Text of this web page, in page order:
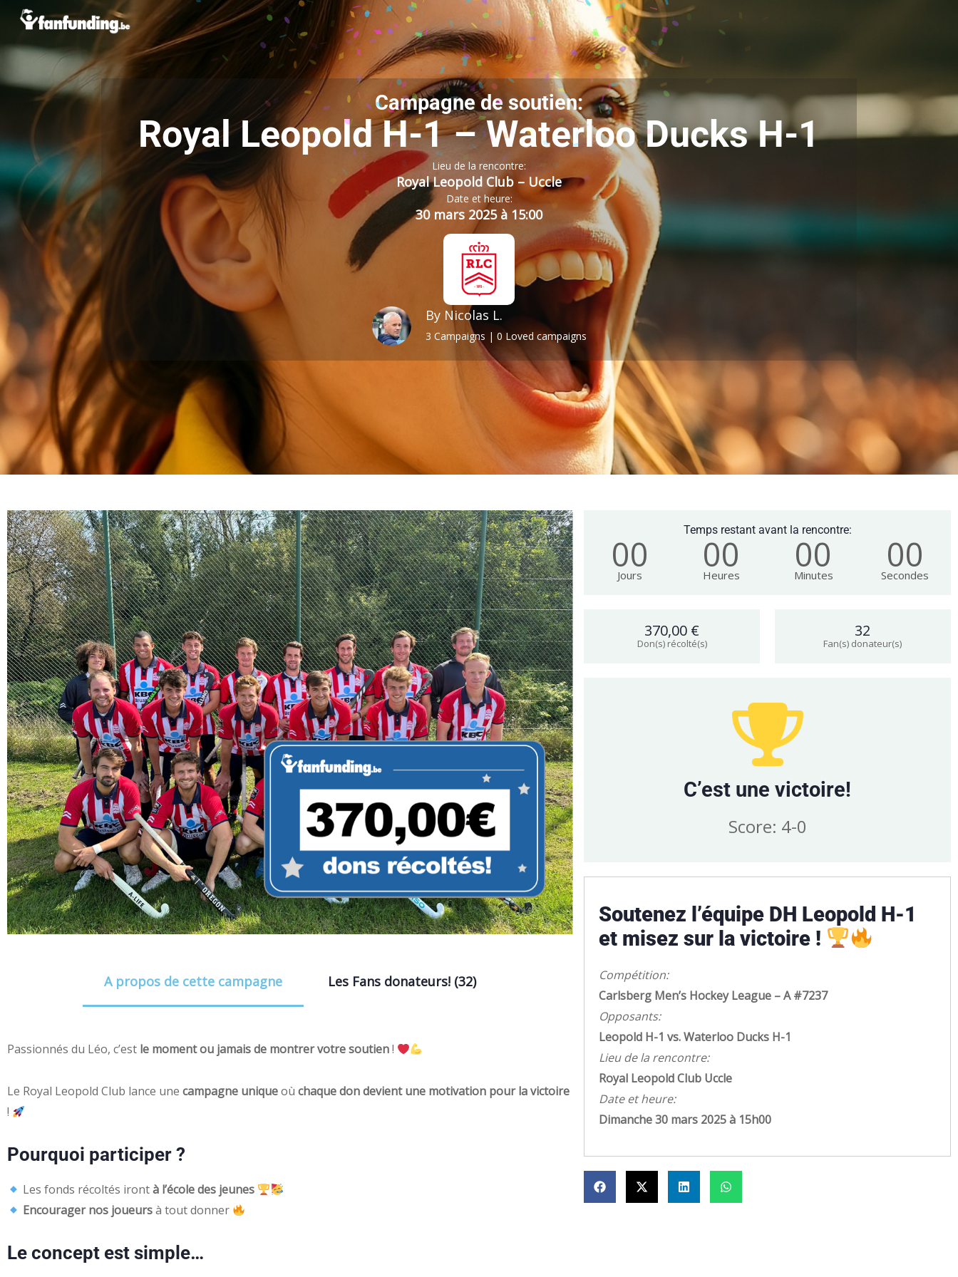
Campagne de soutien:
Royal Leopold H-1 – Waterloo Ducks H-1
Lieu de la rencontre:
Royal Leopold Club – Uccle
Date et heure:
30 mars 2025 à 15:00
By Nicolas L.
3 Campaigns | 0 Loved campaigns
A propos de cette campagne Les Fans donateurs! (32)
Passionnés du Léo, c’est le moment ou jamais de montrer votre soutien!
Le Royal Leopold Club lance une campagne uniqueoù chaque don devient une motivation pour la victoire
!
Pourquoi participer ?
Les fonds récoltés irontà l’école des jeunes
Encourager nos joueursà tout donner
Le concept est simple…
Temps restant avant la rencontre:
00
Jours 00
Heures 00
Minutes 00
Secondes
370,00 €
Don(s) récolté(s)
32
Fan(s) donateur(s)
C’est une victoire!
Score: 4-0
Soutenez l’équipe DH Leopold H-1
et misez sur la victoire !
Compétition:
Carlsberg Men’s Hockey League – A #7237
Opposants:
Leopold H-1 vs. Waterloo Ducks H-1
Lieu de la rencontre:
Royal Leopold Club Uccle
Date et heure:
Dimanche 30 mars 2025 à 15h00